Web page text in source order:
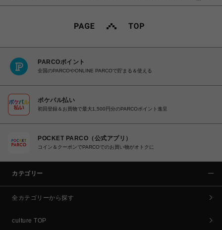
PARCOポイント
全国のPARCOやONLINE PARCOで貯まる＆使える
ポケパル払い
初回登録＆お買物で最大1,500円分のPARCOポイント進呈
POCKET PARCO（公式アプリ）
コイン＆クーポンでPARCOでのお買い物がオトクに
カテゴリー
全カテゴリーから探す
culture TOP